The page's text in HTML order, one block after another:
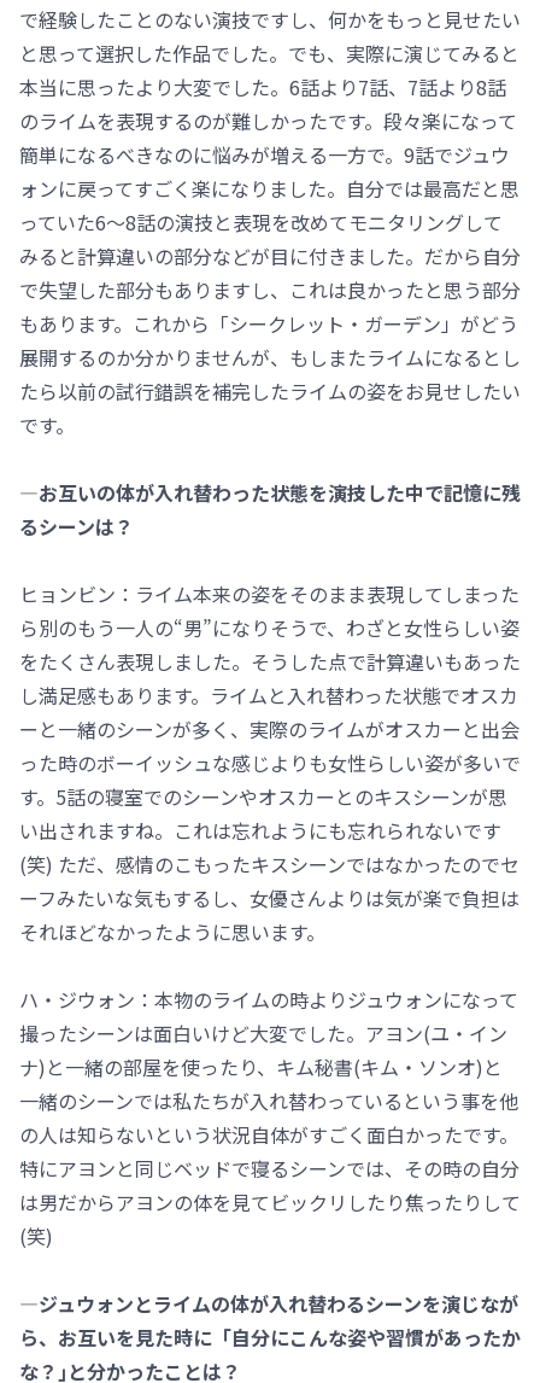
で経験したことのない演技ですし、何かをもっと見せたい
と思って選択した作品でした。でも、実際に演じてみると
本当に思ったより大変でした。6話より7話、7話より8話
のライムを表現するのが難しかったです。段々楽になって
簡単になるべきなのに悩みが増える一方で。9話でジュウ
ォンに戻ってすごく楽になりました。自分では最高だと思
っていた6～8話の演技と表現を改めてモニタリングして
みると計算違いの部分などが目に付きました。だから自分
で失望した部分もありますし、これは良かったと思う部分
もあります。これから「シークレット・ガーデン」がどう
展開するのか分かりませんが、もしまたライムになるとし
たら以前の試行錯誤を補完したライムの姿をお見せしたい
です。
―お互いの体が入れ替わった状態を演技した中で記憶に残
るシーンは？
ヒョンビン：ライム本来の姿をそのまま表現してしまった
ら別のもう一人の“男”になりそうで、わざと女性らしい姿
をたくさん表現しました。そうした点で計算違いもあった
し満足感もあります。ライムと入れ替わった状態でオスカ
ーと一緒のシーンが多く、実際のライムがオスカーと出会
った時のボーイッシュな感じよりも女性らしい姿が多いで
す。5話の寝室でのシーンやオスカーとのキスシーンが思
い出されますね。これは忘れようにも忘れられないです
(笑) ただ、感情のこもったキスシーンではなかったのでセ
ーフみたいな気もするし、女優さんよりは気が楽で負担は
それほどなかったように思います。
ハ・ジウォン：本物のライムの時よりジュウォンになって
撮ったシーンは面白いけど大変でした。アヨン(ユ・イン
ナ)と一緒の部屋を使ったり、キム秘書(キム・ソンオ)と
一緒のシーンでは私たちが入れ替わっているという事を他
の人は知らないという状況自体がすごく面白かったです。
特にアヨンと同じベッドで寝るシーンでは、その時の自分
は男だからアヨンの体を見てビックリしたり焦ったりして
(笑)
―ジュウォンとライムの体が入れ替わるシーンを演じなが
ら、お互いを見た時に「自分にこんな姿や習慣があったか
な？｣と分かったことは？